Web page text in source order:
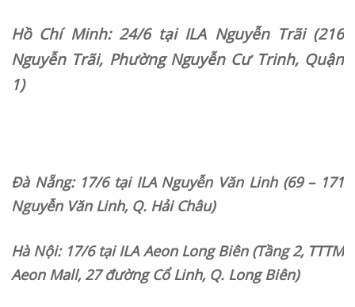
Hồ Chí Minh: 24/6 tại ILA Nguyễn Trãi (216
Nguyễn Trãi, Phường Nguyễn Cư Trinh, Quận
1)
Đà Nẵng: 17/6 tại ILA Nguyễn Văn Linh (69 – 171
Nguyễn Văn Linh, Q. Hải Châu)
Hà Nội: 17/6 tại ILA Aeon Long Biên (Tầng 2, TTTM
Aeon Mall, 27 đường Cổ Linh, Q. Long Biên)